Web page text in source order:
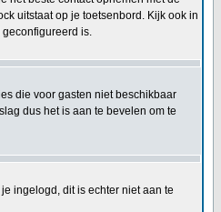
uitstaat op je toetsenbord. Kijk ook in
is.
die voor gasten niet beschikbaar
dus het is aan te bevelen om te
ingelogd, dit is echter niet aan te